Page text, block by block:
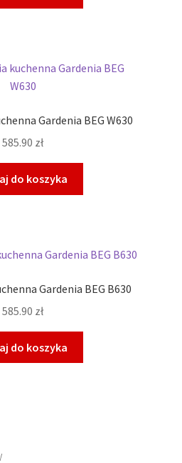
Gardenia BEG W630
585.90 zł
do koszyka
Gardenia BEG B630
585.90 zł
do koszyka